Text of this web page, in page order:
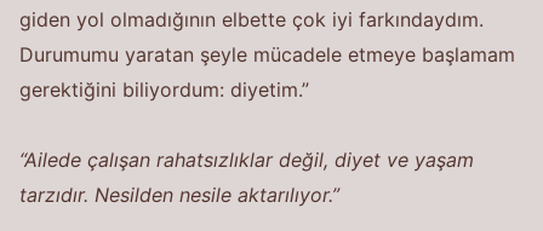
giden yol olmadığının elbette çok iyi farkındaydım.
Durumumu yaratan şeyle mücadele etmeye başlamam
gerektiğini biliyordum: diyetim.”
“Ailede çalışan rahatsızlıklar değil, diyet ve yaşam
tarzıdır. Nesilden nesile aktarılıyor.”